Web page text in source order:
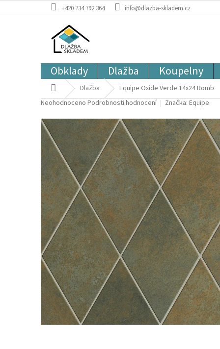
na
+420 734 792 364 info@dlazba-skladem.cz
Obklady Dlažba Koupelny
Domů Dlažba
Equipe Oxide Verde 14x24 Romb
Průměrné
produktu
je
0,0
5
hvězdiček.
Neohodnoceno Podrobnosti hodnocení Značka: Equipe